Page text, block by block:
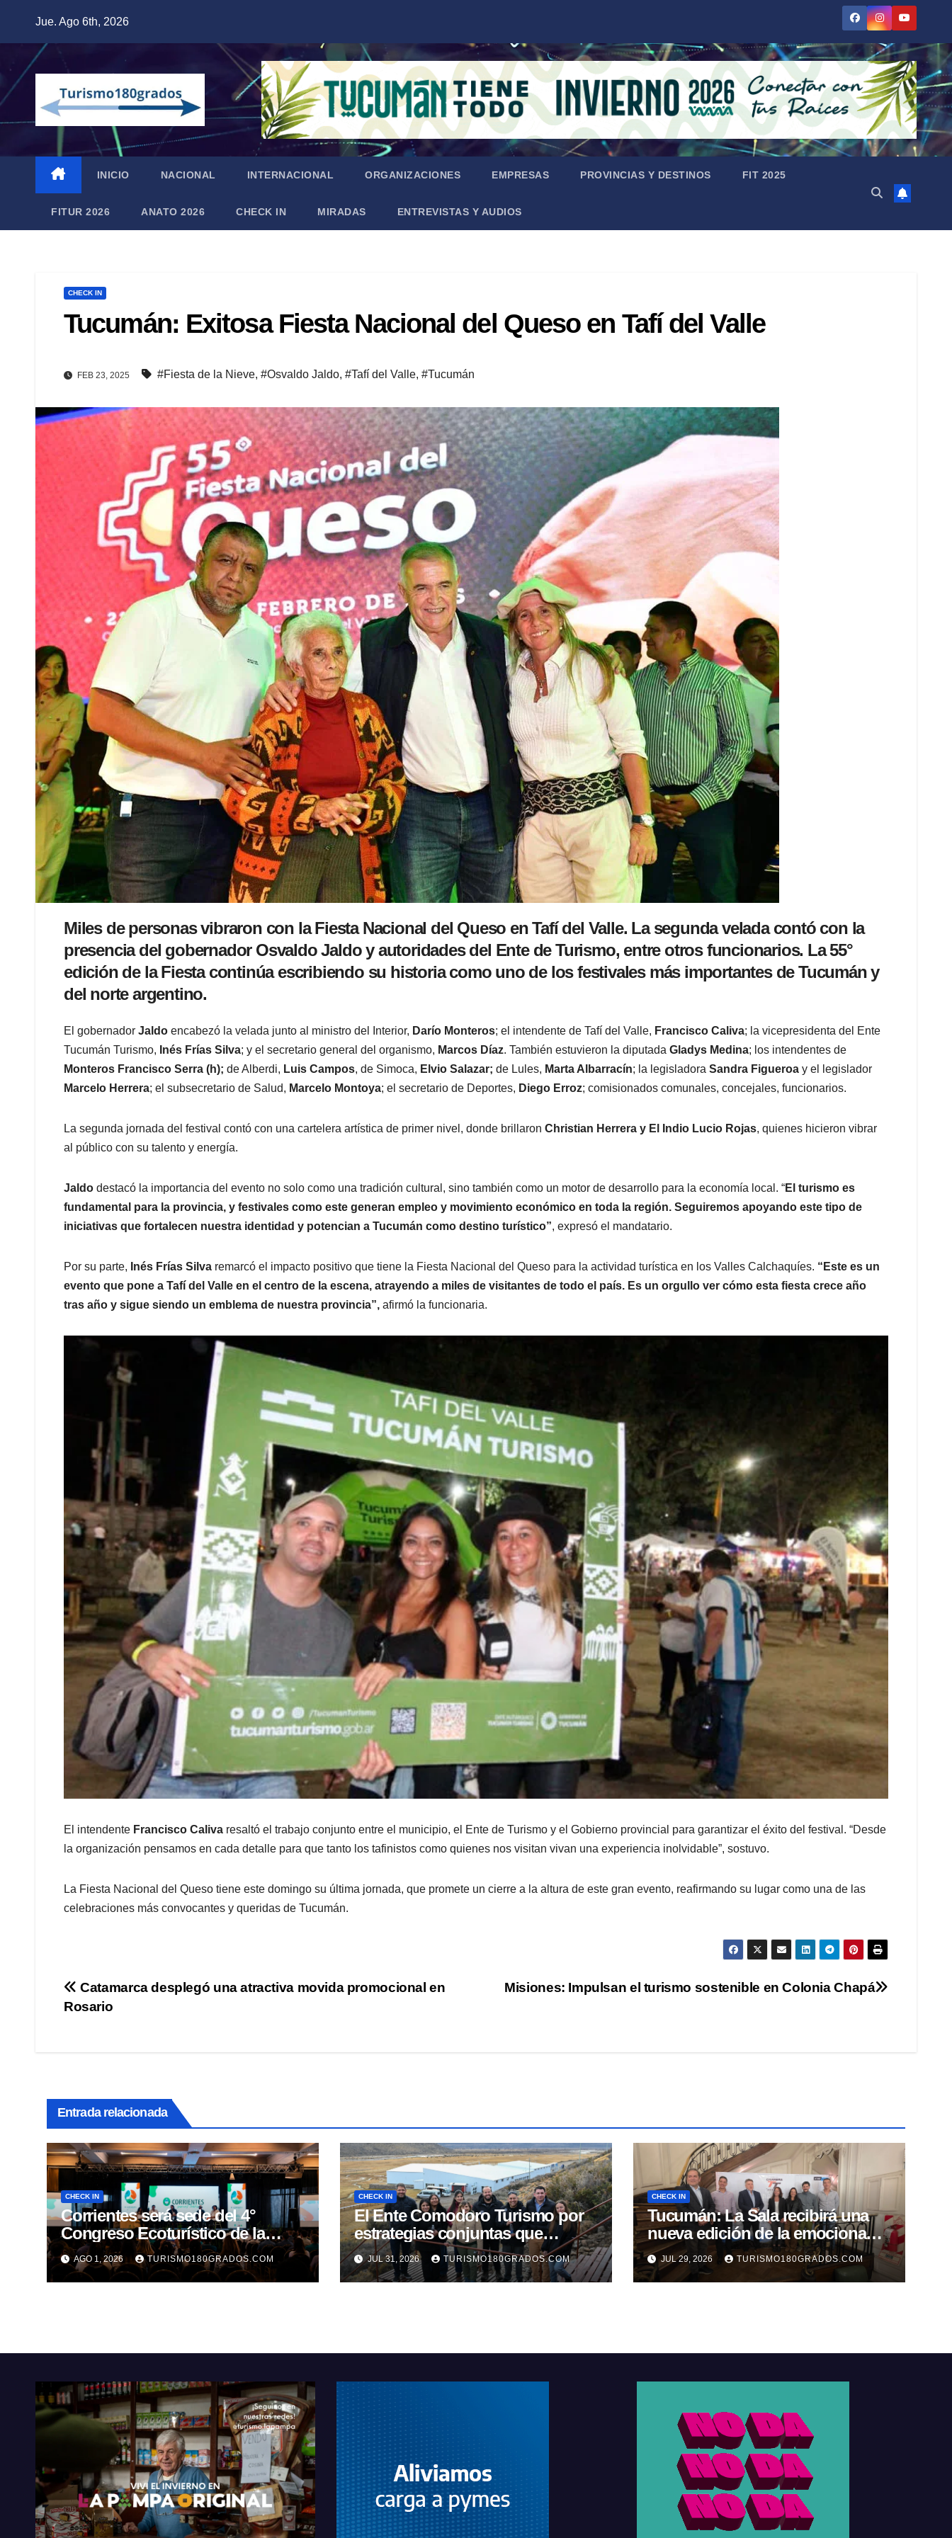
contenido
Jue. Ago 6th, 2026
INICIO NACIONAL INTERNACIONAL ORGANIZACIONES EMPRESAS PROVINCIAS Y DESTINOS FIT 2025
FITUR 2026 ANATO 2026 CHECK IN MIRADAS ENTREVISTAS Y AUDIOS
CHECK IN
Tucumán: Exitosa Fiesta Nacional del Queso en Tafí del Valle
FEB 23, 2025 #Fiesta de la Nieve, #Osvaldo Jaldo, #Tafí del Valle, #Tucumán
Miles de personas vibraron con la Fiesta Nacional del Queso en Tafí del Valle. La segunda velada contó con la
presencia del gobernador Osvaldo Jaldo y autoridades del Ente de Turismo, entre otros funcionarios. La 55°
edición de la Fiesta continúa escribiendo su historia como uno de los festivales más importantes de Tucumán y
del norte argentino.
El gobernador Jaldo encabezó la velada junto al ministro del Interior, Darío Monteros; el intendente de Tafí del Valle, Francisco Caliva; la vicepresidenta del Ente
Tucumán Turismo, Inés Frías Silva; y el secretario general del organismo, Marcos Díaz. También estuvieron la diputada Gladys Medina; los intendentes de
Monteros Francisco Serra (h); de Alberdi, Luis Campos, de Simoca, Elvio Salazar; de Lules, Marta Albarracín; la legisladora Sandra Figueroa y el legislador
Marcelo Herrera; el subsecretario de Salud, Marcelo Montoya; el secretario de Deportes, Diego Erroz; comisionados comunales, concejales, funcionarios.
La segunda jornada del festival contó con una cartelera artística de primer nivel, donde brillaron Christian Herrera y El Indio Lucio Rojas, quienes hicieron vibrar
al público con su talento y energía.
Jaldo destacó la importancia del evento no solo como una tradición cultural, sino también como un motor de desarrollo para la economía local. “El turismo es
fundamental para la provincia, y festivales como este generan empleo y movimiento económico en toda la región. Seguiremos apoyando este tipo de
iniciativas que fortalecen nuestra identidad y potencian a Tucumán como destino turístico”, expresó el mandatario.
Por su parte, Inés Frías Silva remarcó el impacto positivo que tiene la Fiesta Nacional del Queso para la actividad turística en los Valles Calchaquíes. “Este es un
evento que pone a Tafí del Valle en el centro de la escena, atrayendo a miles de visitantes de todo el país. Es un orgullo ver cómo esta fiesta crece año
tras año y sigue siendo un emblema de nuestra provincia”, afirmó la funcionaria.
El intendente Francisco Caliva resaltó el trabajo conjunto entre el municipio, el Ente de Turismo y el Gobierno provincial para garantizar el éxito del festival. “Desde
la organización pensamos en cada detalle para que tanto los tafinistos como quienes nos visitan vivan una experiencia inolvidable”, sostuvo.
La Fiesta Nacional del Queso tiene este domingo su última jornada, que promete un cierre a la altura de este gran evento, reafirmando su lugar como una de las
celebraciones más convocantes y queridas de Tucumán.
Navegación
Misiones: Impulsan el turismo sostenible en Colonia Chapá
Catamarca desplegó una atractiva movida promocional en
Rosario
Entrada relacionada
CHECK IN
Corrientes será sede del 4°
Congreso Ecoturístico de la
Región Litoral
AGO 1, 2026 TURISMO180GRADOS.COM
CHECK IN
El Ente Comodoro Turismo por
estrategias conjuntas que
fortalezcan la actividad en la
región
JUL 31, 2026 TURISMO180GRADOS.COM
CHECK IN
Tucumán: La Sala recibirá una
nueva edición de la emocionante
Carrera TT
JUL 29, 2026 TURISMO180GRADOS.COM